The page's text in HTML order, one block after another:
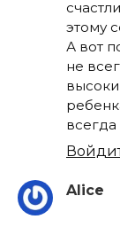
этому
А вот
не
всегда
Alice